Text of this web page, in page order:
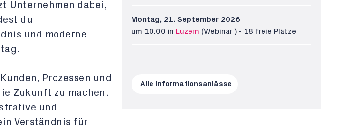
Unternehmen dabei,
du
und moderne
Prozessen und
Zukunft zu machen.
und
Verständnis für
Montag, 21. September 2026
um 10.00 in Luzern (Webinar ) - 18 freie Plätze
Alle Informationsanlässe